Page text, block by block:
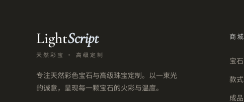
LightScript
天然彩宝 · 高级定制
专注天然彩色宝石与高级珠宝定制。以一束光
的诚意，呈现每一颗宝石的火彩与温度。
商城
宝石
款式
成品